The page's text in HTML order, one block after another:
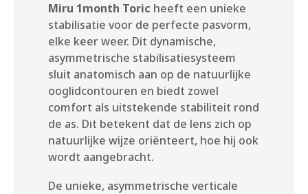
Miru 1month Toric heeft een unieke
stabilisatie voor de perfecte pasvorm,
elke keer weer. Dit dynamische,
asymmetrische stabilisatiesysteem
sluit anatomisch aan op de natuurlijke
ooglidcontouren en biedt zowel
comfort als uitstekende stabiliteit rond
de as. Dit betekent dat de lens zich op
natuurlijke wijze oriënteert, hoe hij ook
wordt aangebracht.
De unieke, asymmetrische verticale